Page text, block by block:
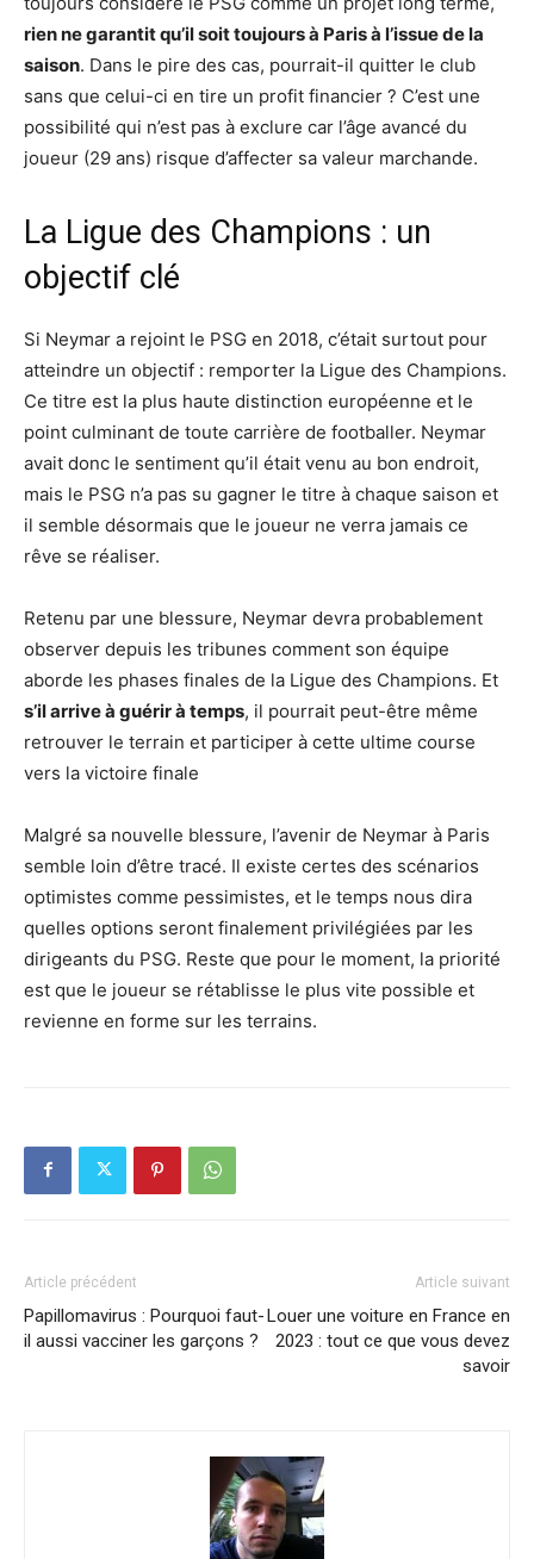
rien ne garantit qu’il soit toujours à Paris à l’issue de la
saison. Dans le pire des cas, pourrait-il quitter le club
sans que celui-ci en tire un profit financier ? C’est une
possibilité qui n’est pas à exclure car l’âge avancé du
joueur (29 ans) risque d’affecter sa valeur marchande.
La Ligue des Champions : un
objectif clé
Si Neymar a rejoint le PSG en 2018, c’était surtout pour
atteindre un objectif : remporter la Ligue des Champions.
Ce titre est la plus haute distinction européenne et le
point culminant de toute carrière de footballer. Neymar
avait donc le sentiment qu’il était venu au bon endroit,
mais le PSG n’a pas su gagner le titre à chaque saison et
il semble désormais que le joueur ne verra jamais ce
rêve se réaliser.
Retenu par une blessure, Neymar devra probablement
observer depuis les tribunes comment son équipe
aborde les phases finales de la Ligue des Champions. Et
s’il arrive à guérir à temps, il pourrait peut-être même
retrouver le terrain et participer à cette ultime course
vers la victoire finale
Malgré sa nouvelle blessure, l’avenir de Neymar à Paris
semble loin d’être tracé. Il existe certes des scénarios
optimistes comme pessimistes, et le temps nous dira
quelles options seront finalement privilégiées par les
dirigeants du PSG. Reste que pour le moment, la priorité
est que le joueur se rétablisse le plus vite possible et
revienne en forme sur les terrains.
Article précédent
Papillomavirus : Pourquoi faut-
il aussi vacciner les garçons ?
Article suivant
Louer une voiture en France en
2023 : tout ce que vous devez
savoir